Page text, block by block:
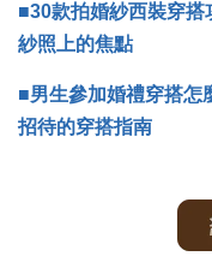
■30款拍婚紗西裝穿搭
紗照上的焦點
■男生參加婚禮穿搭怎
招待的穿搭指南